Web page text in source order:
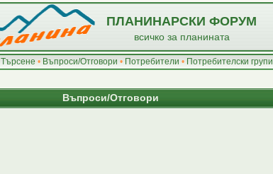
ПЛАНИНАРСКИ ФОРУМ
всичко за планината
Търсене • Въпроси/Отговори • Потребители • Потребителски групи
Въпроси/Отговори